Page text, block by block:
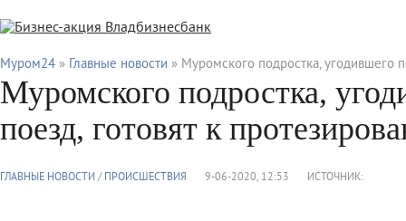
Муром24 » Главные новости » Муромского подростка, угодившего
Муромского подростка,
поезд, готовят к
ГЛАВНЫЕ НОВОСТИ/ ПРОИСШЕСТВИЯ 9-06-2020, 12:53 ИСТОЧНИК: